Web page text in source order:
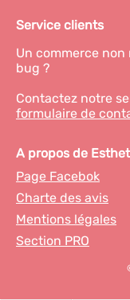
Service clients
Un commerce
bug ?
Contactez notre
formulaire de
A propos de
Page Facebok
Charte des avis
Mentions légales
Section PRO